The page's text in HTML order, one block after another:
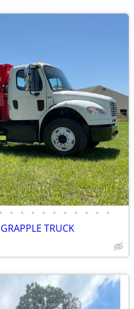
• • • • • • • • • • •
TRUCK